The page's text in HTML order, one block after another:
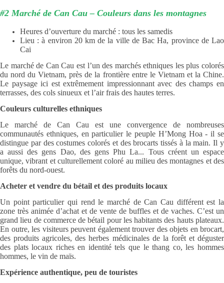
#2 Marché de Can Cau – Couleurs dans les montagnes
Heures d’ouverture du marché : tous les samedis
Lieu : à environ 20 km de la ville de Bac Ha, province de Lao
Cai
Le marché de Can Cau est l’un des marchés ethniques les plus colorés
du nord du Vietnam, près de la frontière entre le Vietnam et la Chine.
Le paysage ici est extrêmement impressionnant avec des champs en
terrasses, des cols sinueux et l’air frais des hautes terres.
Couleurs culturelles ethniques
Le marché de Can Cau est une convergence de nombreuses
communautés ethniques, en particulier le peuple H’Mong Hoa - il se
distingue par des costumes colorés et des brocarts tissés à la main. Il y
a aussi des gens Dao, des gens Phu La... Tous créent un espace
unique, vibrant et culturellement coloré au milieu des montagnes et des
forêts du nord-ouest.
Acheter et vendre du bétail et des produits locaux
Un point particulier qui rend le marché de Can Cau différent est la
zone très animée d’achat et de vente de buffles et de vaches. C’est un
grand lieu de commerce de bétail pour les habitants des hauts plateaux.
En outre, les visiteurs peuvent également trouver des objets en brocart,
des produits agricoles, des herbes médicinales de la forêt et déguster
des plats locaux riches en identité tels que le thang co, les hommes
hommes, le vin de maïs.
Expérience authentique, peu de touristes